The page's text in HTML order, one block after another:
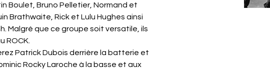
Boulet, Bruno Pelletier, Normand et
Brathwaite, Rick et Lulu Hughes ainsi
Malgré que ce groupe soit versatile, ils
ROCK.
Patrick Dubois derrière la batterie et
Rocky Laroche à la basse et aux